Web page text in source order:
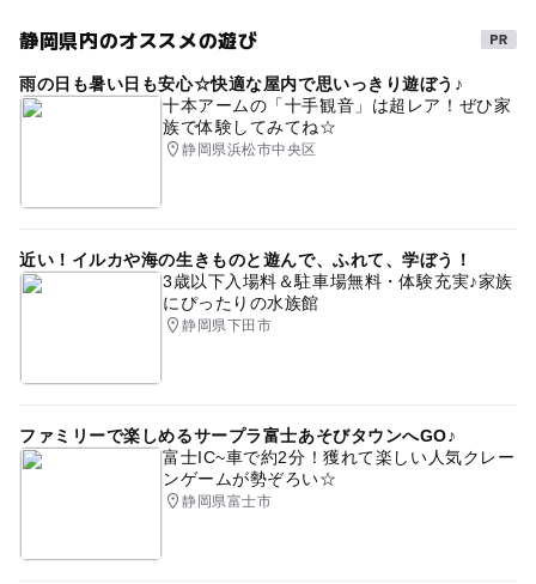
静岡県内のオススメの遊び
雨の日も暑い日も安心☆快適な屋内で思いっきり遊ぼう♪
十本アームの「十手観音」は超レア！ぜひ家
族で体験してみてね☆
静岡県浜松市中央区
近い！イルカや海の生きものと遊んで、ふれて、学ぼう！
3歳以下入場料＆駐車場無料・体験充実♪家族
にぴったりの水族館
静岡県下田市
ファミリーで楽しめるサープラ富士あそびタウンへGO♪
富士IC~車で約2分！獲れて楽しい人気クレー
ンゲームが勢ぞろい☆
静岡県富士市